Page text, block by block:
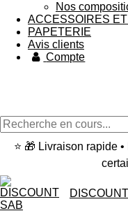
Nos
ACCESSOIRES
PAPETERIE
Avis clients
Compte
⭐ 🎁 Livraison rapide